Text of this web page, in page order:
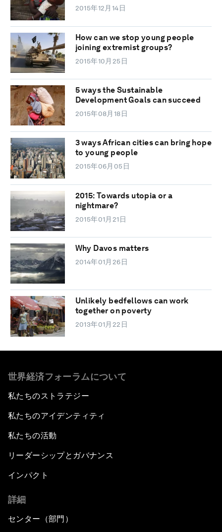
2015年12月14日
How can we stop young people
joining extremist groups?
2015年10月25日
5 ways the Sustainable
Development Goals can succeed
2015年08月18日
3 ways African cities can bring hope
to young people
2015年06月05日
2015: Towards utopia or a
nightmare?
2015年01月21日
Why Davos matters
2014年01月26日
Unlikely bedfellows can work
together on poverty
2013年01月22日
世界経済フォーラムについて
私たちのストラテジー
私たちのアイデンティティ
私たちの活動
リーダーシップとガバナンス
インパクト
詳細
センター（部門）